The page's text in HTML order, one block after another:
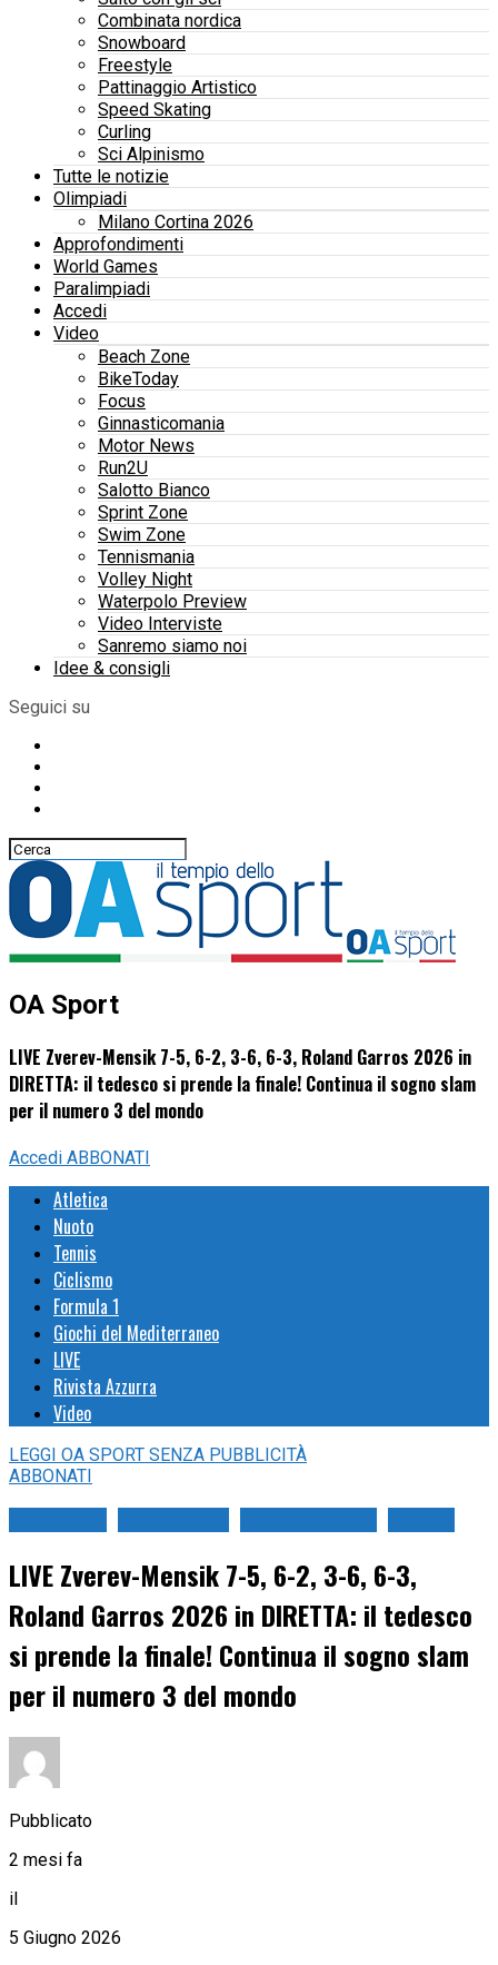
Combinata nordica
Snowboard
Freestyle
Pattinaggio Artistico
Speed Skating
Curling
Sci Alpinismo
Tutte le notizie
Olimpiadi
Milano Cortina 2026
Approfondimenti
World Games
Paralimpiadi
Accedi
Video
Beach Zone
BikeToday
Focus
Ginnasticomania
Motor News
Run2U
Salotto Bianco
Sprint Zone
Swim Zone
Tennismania
Volley Night
Waterpolo Preview
Video Interviste
Sanremo siamo noi
Idee & consigli
Seguici su
OA Sport
LIVE Zverev-Mensik 7-5, 6-2, 3-6, 6-3, Roland Garros 2026 in
DIRETTA: il tedesco si prende la finale! Continua il sogno slam
per il numero 3 del mondo
Accedi ABBONATI
Atletica
Nuoto
Tennis
Ciclismo
Formula 1
Giochi del Mediterraneo
LIVE
Rivista Azzurra
Video
LEGGI OA SPORT SENZA PUBBLICITÀ
ABBONATI
LIVE Zverev-Mensik 7-5, 6-2, 3-6, 6-3,
Roland Garros 2026 in DIRETTA: il tedesco
si prende la finale! Continua il sogno slam
per il numero 3 del mondo
Pubblicato
2 mesi fa
il
5 Giugno 2026